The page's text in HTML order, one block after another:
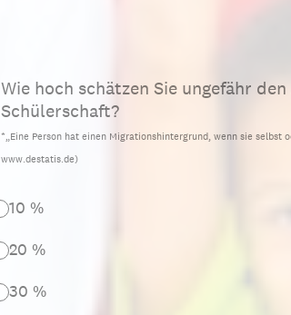
Wie hoch schätzen Sie ungefähr
Schülerschaft?
*„Eine Person hat einen Migrationshintergrund, wenn sie
www.destatis.de)
10 %
20 %
30 %